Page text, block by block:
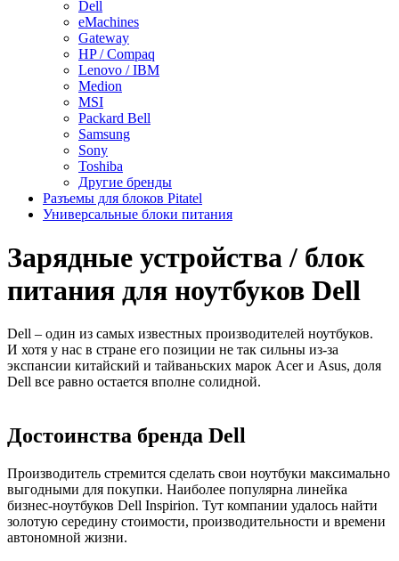
Dell
eMachines
Gateway
HP / Compaq
Lenovo / IBM
Medion
MSI
Packard Bell
Samsung
Sony
Toshiba
Другие бренды
Разъемы для блоков Pitatel
Универсальные блоки питания
Зарядные устройства / блок
питания для ноутбуков Dell
Dell – один из самых известных производителей ноутбуков.
И хотя у нас в стране его позиции не так сильны из-за
экспансии китайский и тайваньских марок Acer и Asus, доля
Dell все равно остается вполне солидной.
Достоинства бренда Dell
Производитель стремится сделать свои ноутбуки максимально
выгодными для покупки. Наиболее популярна линейка
бизнес-ноутбуков Dell Inspirion. Тут компании удалось найти
золотую середину стоимости, производительности и времени
автономной жизни.